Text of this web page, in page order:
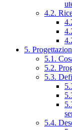
4.2.
5.
5.1.
5.2.
5.3.
5.4.